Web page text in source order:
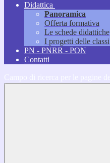
Didattica
Panoramica
Offerta formativa
Le schede didattiche
I progetti delle classi
PN - PNRR - PON
Contatti